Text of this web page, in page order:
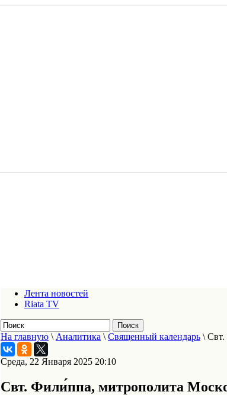
Лента новостей
Riata TV
На главную \ Аналитика \ Священный календарь \ Свт.
Среда, 22 Января 2025 20:10
Свт. Фили́ппа, митрополита